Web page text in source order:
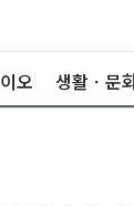
오 생활ㆍ문